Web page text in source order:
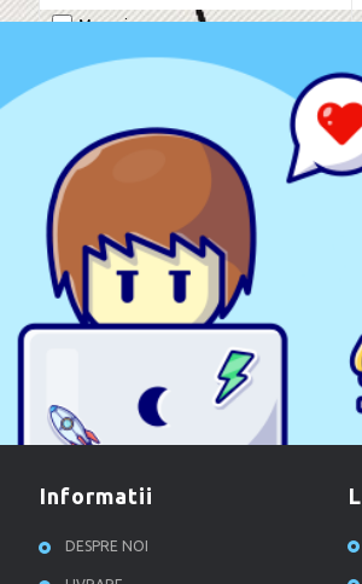
Mecanic
CULOARE
informatii
DESPRE NOI